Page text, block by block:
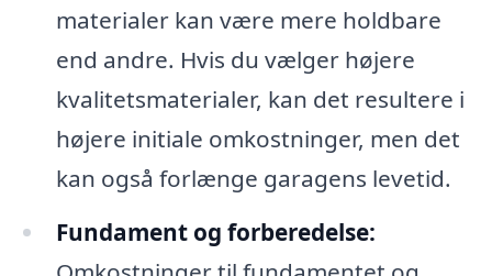
materialer kan være mere holdbare
end andre. Hvis du vælger højere
kvalitetsmaterialer, kan det resultere i
højere initiale omkostninger, men det
kan også forlænge garagens levetid.
Fundament og forberedelse: